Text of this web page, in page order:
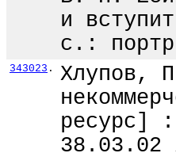
и
с.:
343023 .
Хлупов,
ресурс]
38.03.02